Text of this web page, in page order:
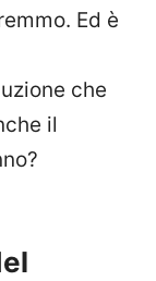
Ed è
che
il